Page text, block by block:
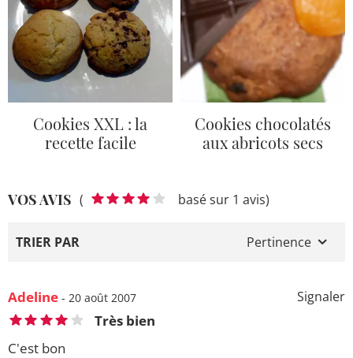
Cookies XXL : la
recette facile
Cookies chocolatés
aux abricots secs
VOS AVIS ( basé sur 1 avis)
TRIER PAR Pertinence
Signaler
Adeline - 20 août 2007
Très bien
C'est bon